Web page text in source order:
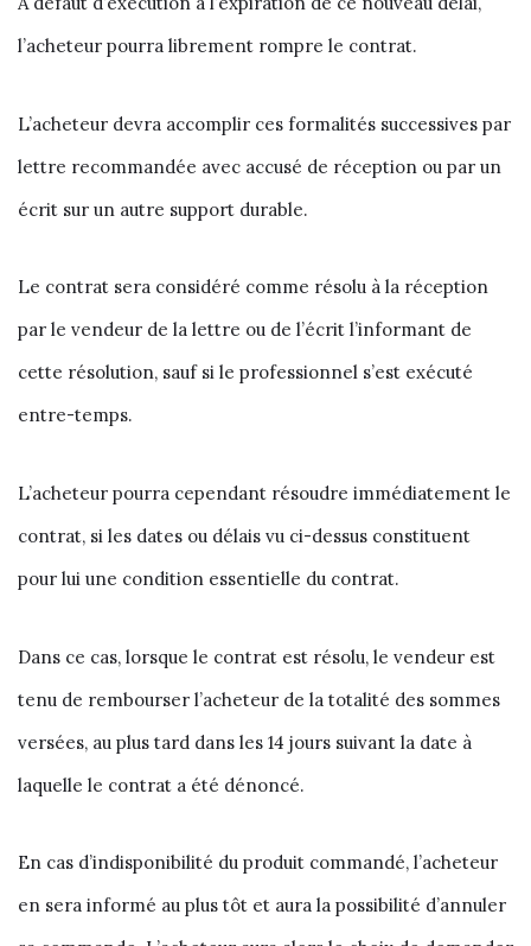
l’acheteur pourra librement rompre le contrat.
L’acheteur devra accomplir ces formalités successives par
lettre recommandée avec accusé de réception ou par un
écrit sur un autre support durable.
Le contrat sera considéré comme résolu à la réception
par le vendeur de la lettre ou de l’écrit l’informant de
cette résolution, sauf si le professionnel s’est exécuté
entre-temps.
L’acheteur pourra cependant résoudre immédiatement le
contrat, si les dates ou délais vu ci-dessus constituent
pour lui une condition essentielle du contrat.
Dans ce cas, lorsque le contrat est résolu, le vendeur est
tenu de rembourser l’acheteur de la totalité des sommes
versées, au plus tard dans les 14 jours suivant la date à
laquelle le contrat a été dénoncé.
En cas d’indisponibilité du produit commandé, l’acheteur
en sera informé au plus tôt et aura la possibilité d’annuler